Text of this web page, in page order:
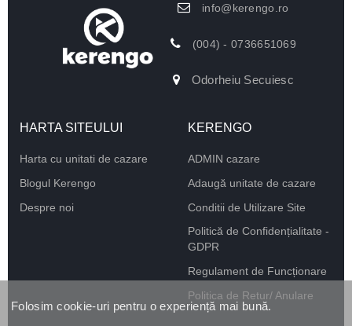
info@kerengo.ro
(004) - 0736651069
Odorheiu Secuiesc
HARTA SITEULUI
Harta cu unitati de cazare
Blogul Kerengo
Despre noi
KERENGO
ADMIN cazare
Adaugă unitate de cazare
Conditii de Utilizare Site
Politică de Confidențialitate -
GDPR
Regulament de Funcționare
Politica de Retur/ Anulare
Folosim cookie-uri pentru o experiență mai bună.